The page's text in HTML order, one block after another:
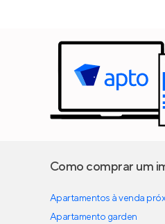
Como comprar um
Apartamentos à venda
Apartamento garden